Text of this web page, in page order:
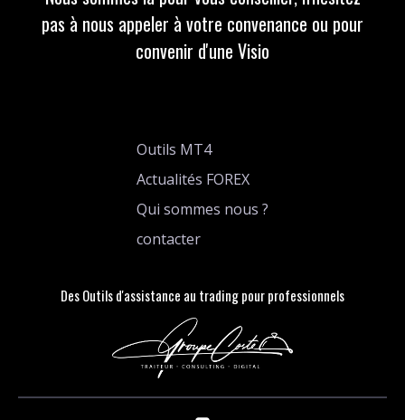
pas à nous appeler à votre convenance ou pour
convenir d'une Visio
Outils MT4
Actualités FOREX
Qui sommes nous ?
contacter
Des Outils d'assistance au trading pour professionnels